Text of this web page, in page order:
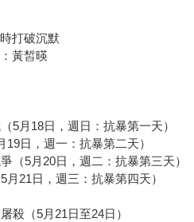
打破沉默
黃皙暎
5月18日，週日：抗暴第一天）
19日，週一：抗暴第二天）
（5月20日，週二：抗暴第三天）
月21日，週三：抗暴第四天）
殺（5月21日至24日）